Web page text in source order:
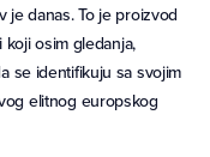
je danas. To je proizvod
osim gledanja,
se identifikuju sa svojim
elitnog europskog